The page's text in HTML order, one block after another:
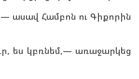
ասավ Համբոն ու Գիքորին
ես կբռնեմ,— առաջարկեց